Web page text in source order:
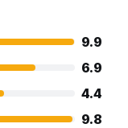
9.9
6.9
4.4
9.8